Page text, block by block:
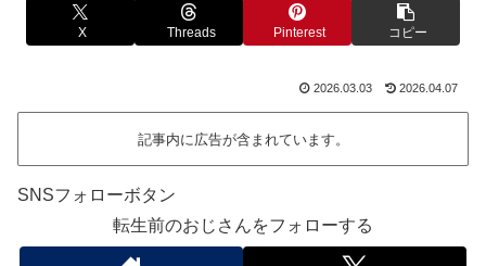
X Threads Pinterest コピー
2026.03.03 2026.04.07
記事内に広告が含まれています。
SNSフォローボタン
転生前のおじさんをフォローする